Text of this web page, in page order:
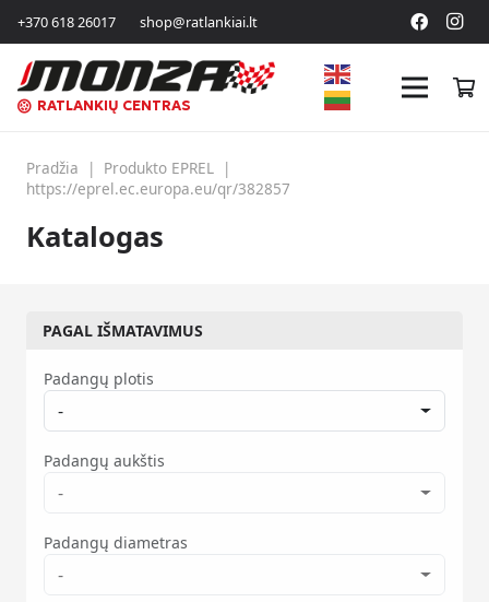
+370 618 26017 shop@ratlankiai.lt
RATLANKIŲ CENTRAS
Pradžia | Produkto EPREL |
https://eprel.ec.europa.eu/qr/382857
Katalogas
PAGAL IŠMATAVIMUS
Padangų plotis
-
Padangų aukštis
-
Padangų diametras
-